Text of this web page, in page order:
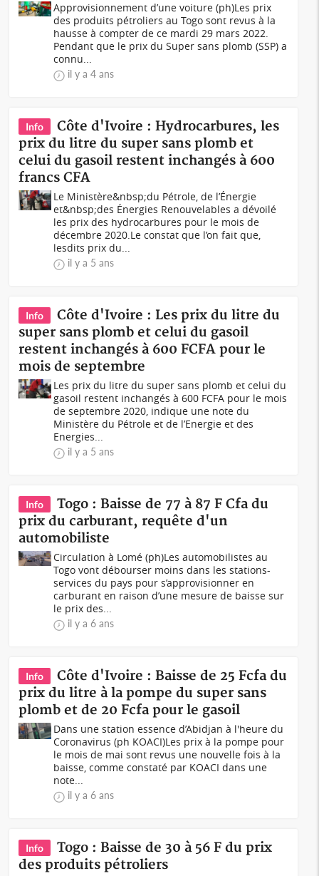
Approvisionnement d’une voiture (ph)Les prix
des produits pétroliers au Togo sont revus à la
hausse à compter de ce mardi 29 mars 2022.
Pendant que le prix du Super sans plomb (SSP) a
connu...
il y a 4 ans
Info
Côte d'Ivoire : Hydrocarbures, les
prix du litre du super sans plomb et
celui du gasoil restent inchangés à 600
francs CFA
Le Ministère&nbsp;du Pétrole, de l’Énergie
et&nbsp;des Énergies Renouvelables a dévoilé
les prix des hydrocarbures pour le mois de
décembre 2020.Le constat que l’on fait que,
lesdits prix du...
il y a 5 ans
Info
Côte d'Ivoire : Les prix du litre du
super sans plomb et celui du gasoil
restent inchangés à 600 FCFA pour le
mois de septembre
Les prix du litre du super sans plomb et celui du
gasoil restent inchangés à 600 FCFA pour le mois
de septembre 2020, indique une note du
Ministère du Pétrole et de l’Energie et des
Energies...
il y a 5 ans
Info
Togo : Baisse de 77 à 87 F Cfa du
prix du carburant, requête d'un
automobiliste
Circulation à Lomé (ph)Les automobilistes au
Togo vont débourser moins dans les stations-
services du pays pour s’approvisionner en
carburant en raison d’une mesure de baisse sur
le prix des...
il y a 6 ans
Info
Côte d'Ivoire : Baisse de 25 Fcfa du
prix du litre à la pompe du super sans
plomb et de 20 Fcfa pour le gasoil
Dans une station essence d’Abidjan à l'heure du
Coronavirus (ph KOACI)Les prix à la pompe pour
le mois de mai sont revus une nouvelle fois à la
baisse, comme constaté par KOACI dans une
note...
il y a 6 ans
Info
Togo : Baisse de 30 à 56 F du prix
des produits pétroliers